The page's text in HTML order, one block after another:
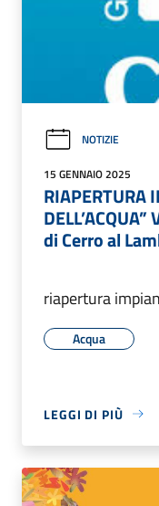
NOTIZIE
15 GENNAIO 2025
RIAPERTURA
di Cerro al
riapertura
Acqua
LEGGI DI PIÙ